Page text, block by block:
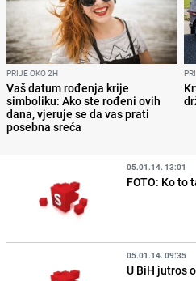
PRIJE OKO 2H
Vaš datum rođenja krije
simboliku: Ako ste rođeni ovih
dana, vjeruje se da vas prati
posebna sreća
05.01.14. 13:01
FOTO: Ko to
05.01.14. 09:35
U BiH jutros